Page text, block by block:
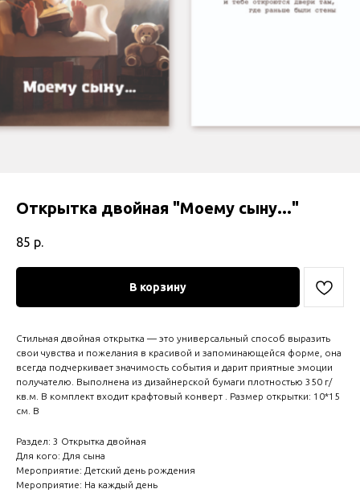
Открытка двойная "Моему сыну..."
85 р.
В корзину
Стильная двойная открытка — это универсальный способ выразить
свои чувства и пожелания в красивой и запоминающейся форме, она
всегда подчеркивает значимость события и дарит приятные эмоции
получателю. Выполнена из дизайнерской бумаги плотностью 350 г/
кв.м. В комплект входит крафтовый конверт . Размер открытки: 10*15
см. В
Раздел: 3 Открытка двойная
Для кого: Для сына
Мероприятие: Детский день рождения
Мероприятие: На каждый день